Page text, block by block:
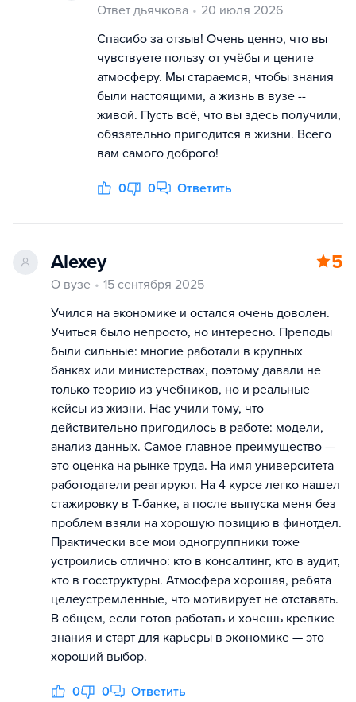
Ответ дьячкова
20 июля 2026
Спасибо за отзыв! Очень ценно, что вы
чувствуете пользу от учёбы и цените
атмосферу. Мы стараемся, чтобы знания
были настоящими, а жизнь в вузе --
живой. Пусть всё, что вы здесь получили,
обязательно пригодится в жизни. Всего
вам самого доброго!
0 0 Ответить
Alexey 5
О вузе
15 сентября 2025
Учился на экономике и остался очень доволен.
Учиться было непросто, но интересно. Преподы
были сильные: многие работали в крупных
банках или министерствах, поэтому давали не
только теорию из учебников, но и реальные
кейсы из жизни. Нас учили тому, что
действительно пригодилось в работе: модели,
анализ данных. Самое главное преимущество —
это оценка на рынке труда. На имя университета
работодатели реагируют. На 4 курсе легко нашел
стажировку в Т-банке, а после выпуска меня без
проблем взяли на хорошую позицию в финотдел.
Практически все мои одногруппники тоже
устроились отлично: кто в консалтинг, кто в аудит,
кто в госструктуры. Атмосфера хорошая, ребята
целеустремленные, что мотивирует не отставать.
В общем, если готов работать и хочешь крепкие
знания и старт для карьеры в экономике — это
хороший выбор.
0 0 Ответить